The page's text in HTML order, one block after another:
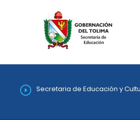
Secretaria de Educación y